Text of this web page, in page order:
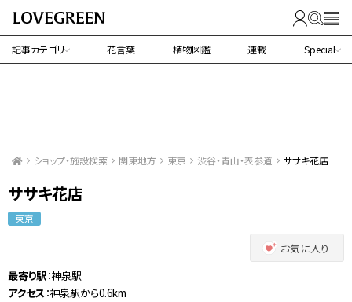
記事カテゴリ 花言葉 植物図鑑 連載 Special
ショップ・施設検索 関東地方 東京 渋谷・青山・表参道 ササキ花店
ササキ花店
東京
お気に入り
最寄り駅：神泉駅
アクセス ：神泉駅から0.6km